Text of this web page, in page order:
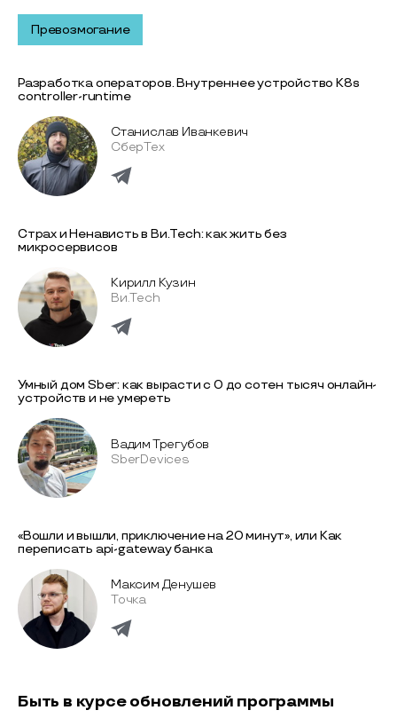
Превозмогание
Разработка операторов. Внутреннее устройство K8s
controller-runtime
Станислав Иванкевич
СберТех
Страх и Ненависть в Ви.Tech: как жить без
микросервисов
Кирилл Кузин
Ви.Tech
Умный дом Sber: как вырасти с 0 до сотен тысяч онлайн-
устройств и не умереть
Вадим Трегубов
SberDevices
«Вошли и вышли, приключение на 20 минут», или Как
переписать api-gateway банка
Максим Денушев
Точка
Быть в курсе обновлений программы